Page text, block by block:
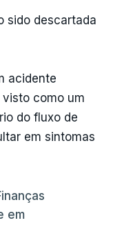
sido descartada
acidente
como um
do fluxo de
em sintomas
em